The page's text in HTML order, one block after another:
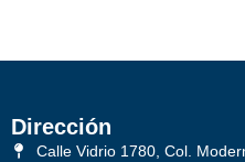
Dirección
Calle Vidrio 1780, Col.